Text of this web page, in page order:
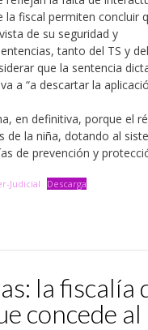
fiscal permiten
de su seguridad y
tanto del TS y
que la sentencia
a “a descartar la
en definitiva, porque el
de la niña, dotando al
de prevención y
Judicial Descarga
la
concede